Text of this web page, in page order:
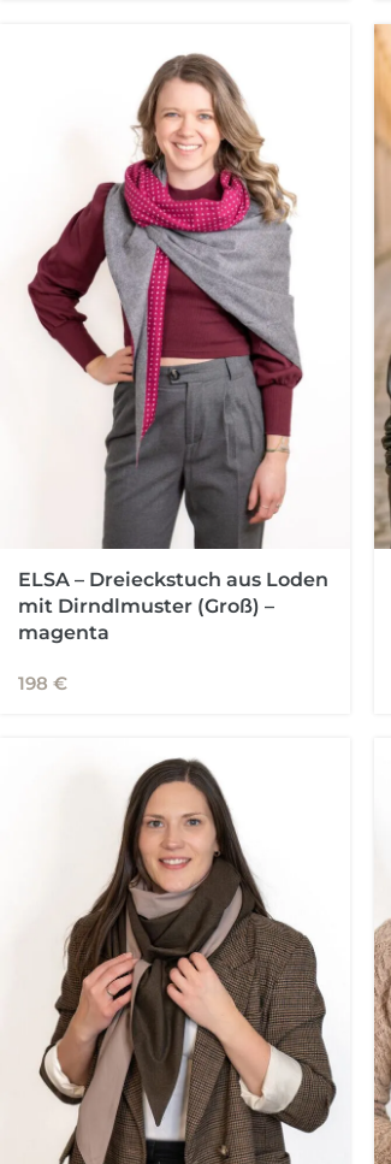
ELSA – Dreieckstuch aus Loden
mit Dirndlmuster (Groß) –
magenta
198 €